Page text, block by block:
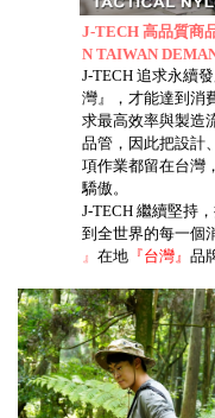
J-TECH 高品質商
N TAIWAN
J-TECH 追求永續
灣』，才能達到消
求最高效率與製造
品管，因此把設計
項作業都留在台灣
驕傲。
J-TECH 繼續堅持
到全世界的每一個
』 在地 『台灣』 品